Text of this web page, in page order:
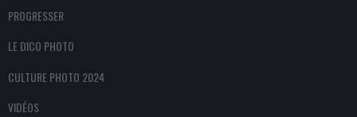
PROGRESSER
LE DICO PHOTO
CULTURE PHOTO 2024
VIDÉOS